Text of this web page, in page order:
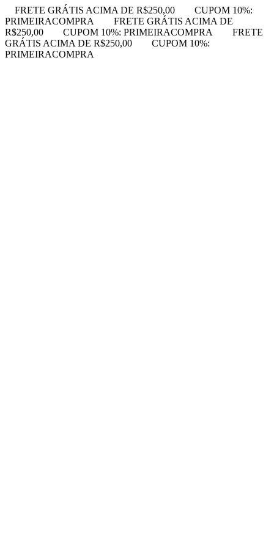
FRETE GRÁTIS ACIMA DE R$250,00
CUPOM 10%:
PRIMEIRACOMPRA
FRETE GRÁTIS ACIMA DE
R$250,00
CUPOM 10%: PRIMEIRACOMPRA
FRETE
GRÁTIS ACIMA DE R$250,00
CUPOM 10%:
PRIMEIRACOMPRA